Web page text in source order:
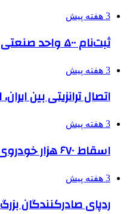
3 هفته پیش
ثبت‌نام ۵۰۰ واحد صنعتی خسارت‌دیده جنگ برای دریافت تسهیلات
3 هفته پیش
اتصال ترانزیتی بین
3 هفته پیش
اسقاط ۶۷۰ هزار خودروی فرسوده طی ۳ سال
3 هفته پیش
ردپای صادرکنندگان